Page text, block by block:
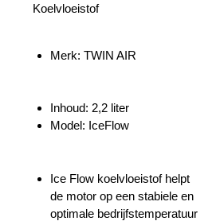
Koelvloeistof
Merk: TWIN AIR
Inhoud: 2,2 liter
Model: IceFlow
Ice Flow koelvloeistof helpt
de motor op een stabiele en
optimale bedrijfstemperatuur